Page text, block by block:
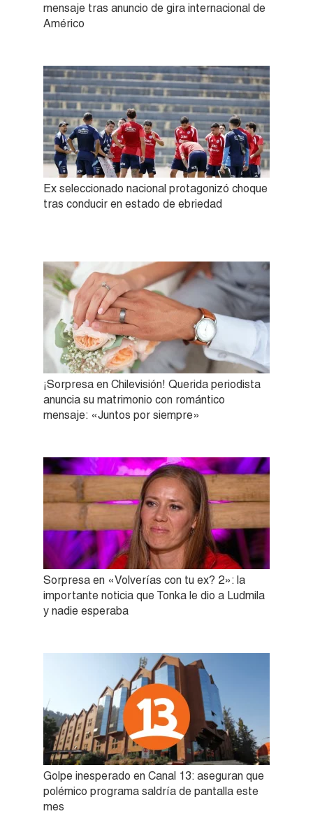
mensaje tras anuncio de gira internacional de
Américo
Ex seleccionado nacional protagonizó choque
tras conducir en estado de ebriedad
¡Sorpresa en Chilevisión! Querida periodista
anuncia su matrimonio con romántico
mensaje: «Juntos por siempre»
Sorpresa en «Volverías con tu ex? 2»: la
importante noticia que Tonka le dio a Ludmila
y nadie esperaba
Golpe inesperado en Canal 13: aseguran que
polémico programa saldría de pantalla este
mes